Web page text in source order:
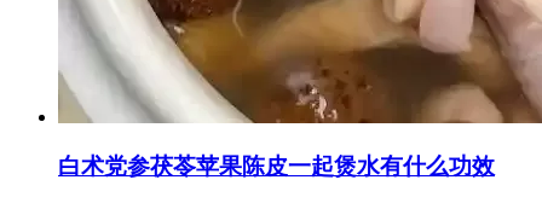
白术党参茯苓苹果陈皮一起煲水有什么功效